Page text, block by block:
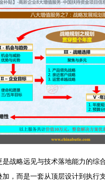
战略远见与技术落地能力的综
，而是一套从顶层设计到执行